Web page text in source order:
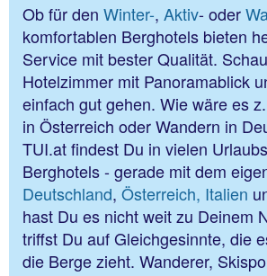
Ob für den Winter-, Aktiv- oder
komfortablen Berghotels bieten
Service mit bester Qualität.
Hotelzimmer mit Panoramablick
einfach gut gehen. Wie wäre es
in Österreich oder Wandern in
TUI.at findest Du in vielen
Berghotels - gerade mit dem
Deutschland, Österreich, Italien
hast Du es nicht weit zu Deinem
triffst Du auf Gleichgesinnte, die
die Berge zieht. Wanderer,